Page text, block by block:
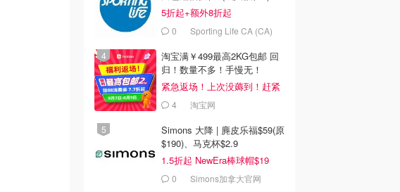
5折起+额外8折起
0 Sporting Life CA (CA)
淘宝满￥499最高2KG包邮 回
归！数量不多！手慢无！
紧急返场！上次没薅到！赶紧
冲 4 淘宝网
Simons 大降 | 麂皮乐福$59(原
$190)、马克杯$2.9
1.5折起 NewEra棒球帽$19
0 Simons加拿大官网